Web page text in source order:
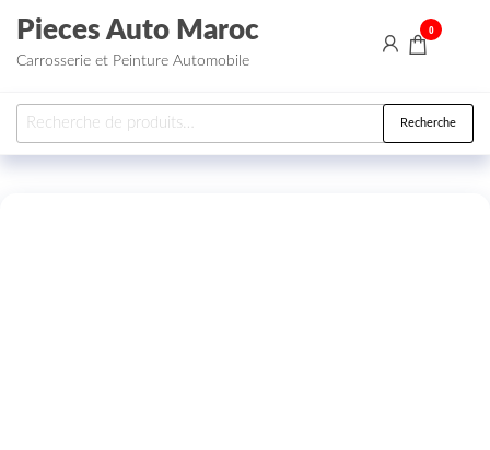
Aller au contenu
Pieces Auto Maroc
Carrosserie et Peinture Automobile
0
Recherche pour : Recherche